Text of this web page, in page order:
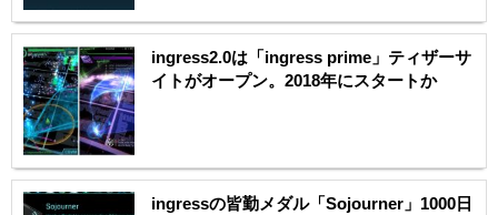
ingress2.0は「ingress prime」ティザーサ
イトがオープン。2018年にスタートか
ingressの皆勤メダル「Sojourner」1000日